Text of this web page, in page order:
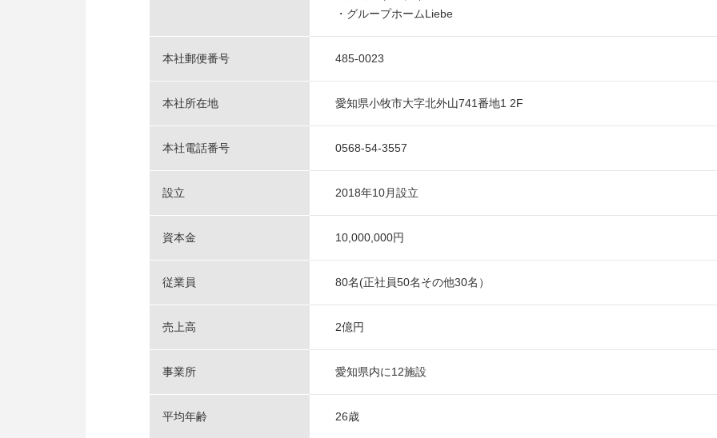
・グループホームLiebe
本社郵便番号 485-0023
本社所在地 愛知県小牧市大字北外山741番地1 2F
本社電話番号 0568-54-3557
設立 2018年10月設立
資本金 10,000,000円
従業員 80名(正社員50名その他30名）
売上高 2億円
事業所 愛知県内に12施設
平均年齢 26歳